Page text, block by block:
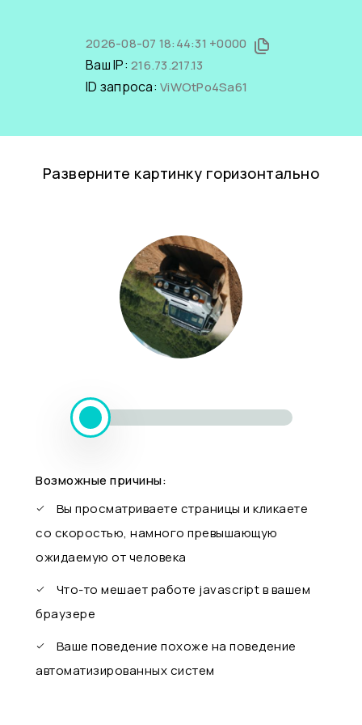
2026-08-07 18:44:31 +0000
Ваш IP: 216.73.217.13
ID запроса: ViWOtPo4Sa61
Разверните картинку горизонтально
Возможные причины:
Вы просматриваете страницы и кликаете
со скоростью, намного превышающую
ожидаемую от человека
Что-то мешает работе javascript в вашем
браузере
Ваше поведение похоже на поведение
автоматизированных систем